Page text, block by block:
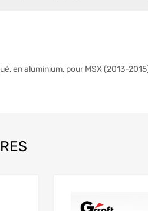
en aluminium, pour MSX (2013-